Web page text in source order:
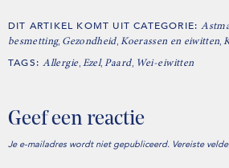
DIT ARTIKEL KOMT UIT CATEGORIE:
besmetting, Gezondheid, Koerassen en eiwitten
TAGS:Allergie, Ezel, Paard, Wei-eiwitten
Geef een reactie
Je e-mailadres wordt niet gepubliceerd. Vereiste